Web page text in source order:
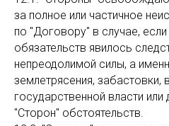
за полное или частичное
по "Договору" в случае,
обязательств явилось
непреодолимой силы, а
землетрясения, забастовки,
государственной власти
"Сторон" обстоятельств.